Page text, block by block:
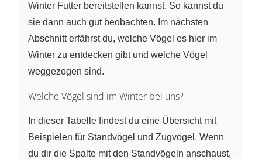
Winter Futter bereitstellen kannst. So kannst du
sie dann auch gut beobachten. Im nächsten
Abschnitt erfährst du, welche Vögel es hier im
Winter zu entdecken gibt und welche Vögel
weggezogen sind.
Welche Vögel sind im Winter bei uns?
In dieser Tabelle findest du eine Übersicht mit
Beispielen für Standvögel und Zugvögel. Wenn
du dir die Spalte mit den Standvögeln anschaust,